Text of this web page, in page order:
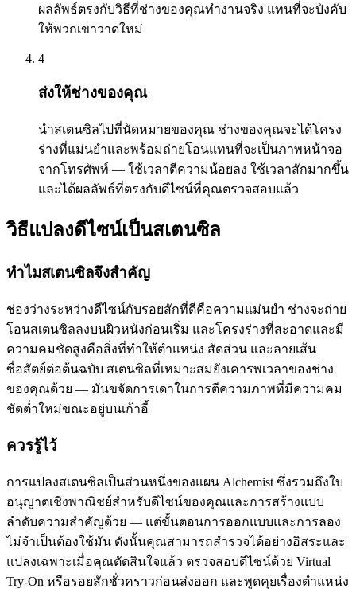
ผลลัพธ์ตรงกับวิธีที่ช่างของคุณทำงานจริง แทนที่จะบังคับ
ให้พวกเขาวาดใหม่
4
ส่งให้ช่างของคุณ
นำสเตนซิลไปที่นัดหมายของคุณ ช่างของคุณจะได้โครง
ร่างที่แม่นยำและพร้อมถ่ายโอนแทนที่จะเป็นภาพหน้าจอ
จากโทรศัพท์ — ใช้เวลาตีความน้อยลง ใช้เวลาสักมากขึ้น
และได้ผลลัพธ์ที่ตรงกับดีไซน์ที่คุณตรวจสอบแล้ว
วิธีแปลงดีไซน์เป็นสเตนซิล
ทำไมสเตนซิลจึงสำคัญ
ช่องว่างระหว่างดีไซน์กับรอยสักที่ดีคือความแม่นยำ ช่างจะถ่าย
โอนสเตนซิลลงบนผิวหนังก่อนเริ่ม และโครงร่างที่สะอาดและมี
ความคมชัดสูงคือสิ่งที่ทำให้ตำแหน่ง สัดส่วน และลายเส้น
ซื่อสัตย์ต่อต้นฉบับ สเตนซิลที่เหมาะสมยังเคารพเวลาของช่าง
ของคุณด้วย — มันขจัดการเดาในการตีความภาพที่มีความคม
ชัดต่ำใหม่ขณะอยู่บนเก้าอี้
ควรรู้ไว้
การแปลงสเตนซิลเป็นส่วนหนึ่งของแผน Alchemist ซึ่งรวมถึงใบ
อนุญาตเชิงพาณิชย์สำหรับดีไซน์ของคุณและการสร้างแบบ
ลำดับความสำคัญด้วย — แต่ขั้นตอนการออกแบบและการลอง
ไม่จำเป็นต้องใช้มัน ดังนั้นคุณสามารถสำรวจได้อย่างอิสระและ
แปลงเฉพาะเมื่อคุณตัดสินใจแล้ว ตรวจสอบดีไซน์ด้วย Virtual
Try-On หรือรอยสักชั่วคราวก่อนส่งออก และพูดคุยเรื่องตำแหน่ง